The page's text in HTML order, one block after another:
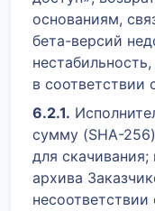
основаниям,
бета-версий
в соответствии
6.2.1.
сумму (SHA-
для
архива
несоответствии